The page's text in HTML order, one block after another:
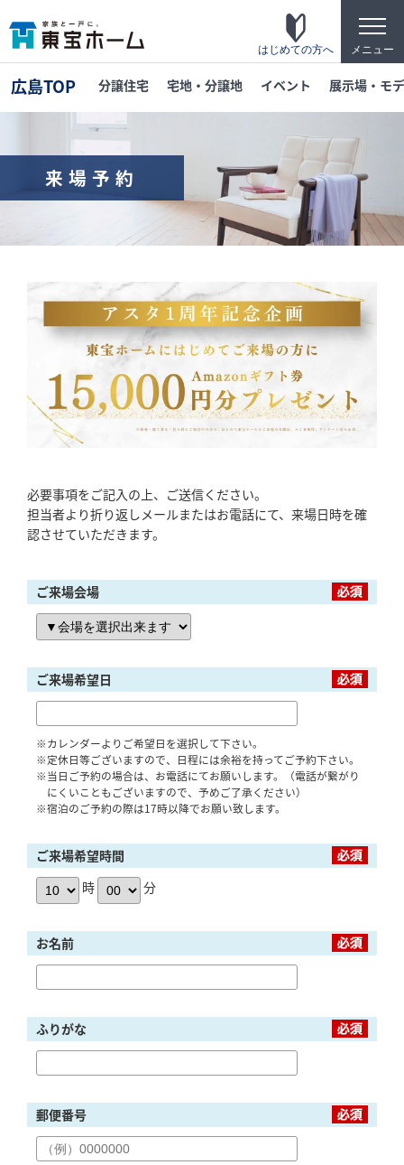
t
o
g
g
e
o
n
メニュー
はじめての方へ
東宝ホームの家づくり
家がお施主様にとって「満足して喜ばれている
家」になっている事を目指して・・・
家づくりのこだわり
東宝ホームが自信を持ってお伝えできる「高品
質」「長期優良」「安心な保証」「宿泊体験」
の4つのポイントを詳しく紹介します。
テクノロジー
「断熱・省エネ・快適」「構造・耐震・制震」
「健康・安心・保証」の3つに分けてご説明いた
なぜ、ZEHをしなければならないのか？その理
由と当社のZEH住宅普及への取り組み
広島TOP 分譲住宅 宅地・分譲地 イベント 展示場・モ
来場予約
必要事項をご記入の上、ご送信ください。
担当者より折り返しメールまたはお電話にて、来場日時を確
認させていただきます。
ご来場会場
ご来場希望日
※カレンダーよりご希望日を選択して下さい。
※定休日等ございますので、日程には余裕を持ってご予約下さい。
※当日ご予約の場合は、お電話にてお願いします。（電話が繋がり
にくいこともございますので、予めご了承ください）
※宿泊のご予約の際は17時以降でお願い致します。
ご来場希望時間
時
分
お名前
ふりがな
郵便番号